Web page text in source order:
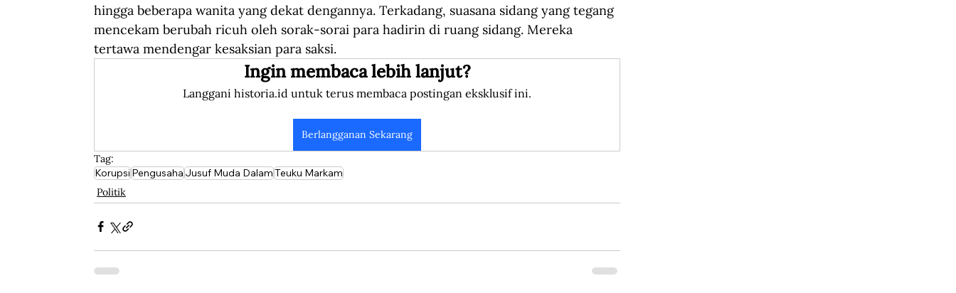
hingga beberapa wanita yang dekat dengannya. Terkadang, suasana sidang yang tegang
mencekam berubah ricuh oleh sorak-sorai para hadirin di ruang sidang. Mereka
tertawa mendengar kesaksian para saksi.
Ingin membaca lebih lanjut?
Langgani historia.id untuk terus membaca postingan eksklusif ini.
Berlangganan Sekarang
Tag:
KorupsiPengusahaJusuf Muda DalamTeuku Markam
Politik